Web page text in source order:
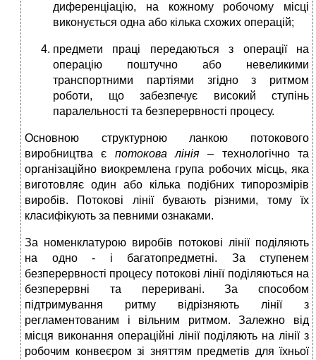
диференціацію, на кожному робочому місці
виконується одна або кілька схожих операцій;
предмети праці передаються з операції на
операцію поштучно або невеликими
транспортними партіями згідно з ритмом
роботи, що забезпечує високий ступінь
паралельності та безперервності процесу.
Основною структурною ланкою потокового
виробництва є потокова лінія – технологічно та
організаційно виокремлена група робочих місць, яка
виготовляє один або кілька подібних типорозмірів
виробів. Потокові лінії бувають різними, тому їх
класифікують за певними ознаками.
За номенклатурою виробів потокові лінії поділяють
на одно - і багатопредметні. За ступенем
безперервності процесу потокові лінії поділяються на
безперервні та переривані. За способом
підтримування ритму відрізняють лінії з
регламентованим і вільним ритмом. Залежно від
місця виконання операційні лінії поділяють на лінії з
робочим конвеєром зі зняттям предметів для їхньої